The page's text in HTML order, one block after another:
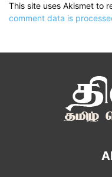
This site uses Akismet to
comment data is